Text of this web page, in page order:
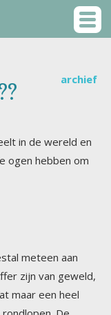
archief
in de wereld en
ogen hebben om
meteen aan
zijn van geweld,
maar een heel
rondlopen. De
van iets of
feiten. Een
en rijdt
Zij is
van deze
een fabriek een
nabije omtrek
bewoners van
er in de fabriek
is nooit een
eens zijn dat je